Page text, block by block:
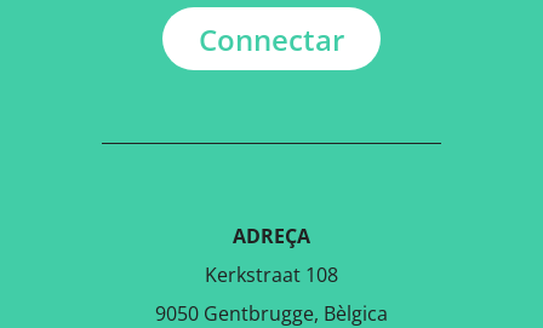
Connectar
ADREÇA
Kerkstraat 108
9050 Gentbrugge, Bèlgica